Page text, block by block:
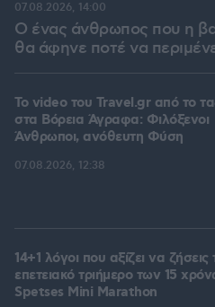
Ο ένας άνθρωπος που η
θα άφηνε ποτέ να
07.08.2026, 14:00
To video του Travel.gr από το
στα Βόρεια Άγραφα: Φιλόξενοι
Άνθρωποι, ανόθευτη Φύση
07.08.2026, 12:38
14+1 λόγοι που αξίζει να ζήσεις
επετειακό τριήμερο των 15
Spetses Mini Marathon